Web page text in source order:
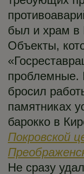
был и храм в
Объекты,
проблемные.
бросил
памятниках
барокко в
Покровской
Не сразу